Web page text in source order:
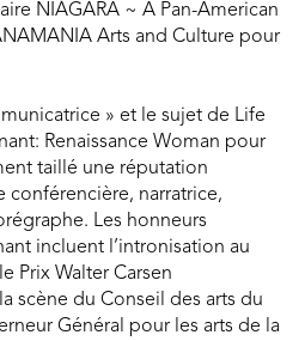
NIÁGARA ~ A Pan-American
Arts and Culture pour
» et le sujet de Life
Renaissance Woman pour
taillé une réputation
conférencière, narratrice,
Les honneurs
incluent l’intronisation au
Prix Walter Carsen
scène du Conseil des arts du
Général pour les arts de la